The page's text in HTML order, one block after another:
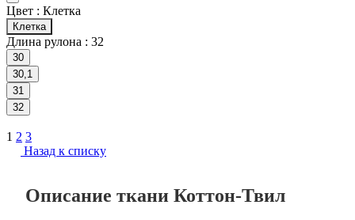
Цвет : Клетка
Клетка
Длина рулона : 32
30
30,1
31
32
1 2 3
Назад к списку
Описание ткани Коттон-Твил